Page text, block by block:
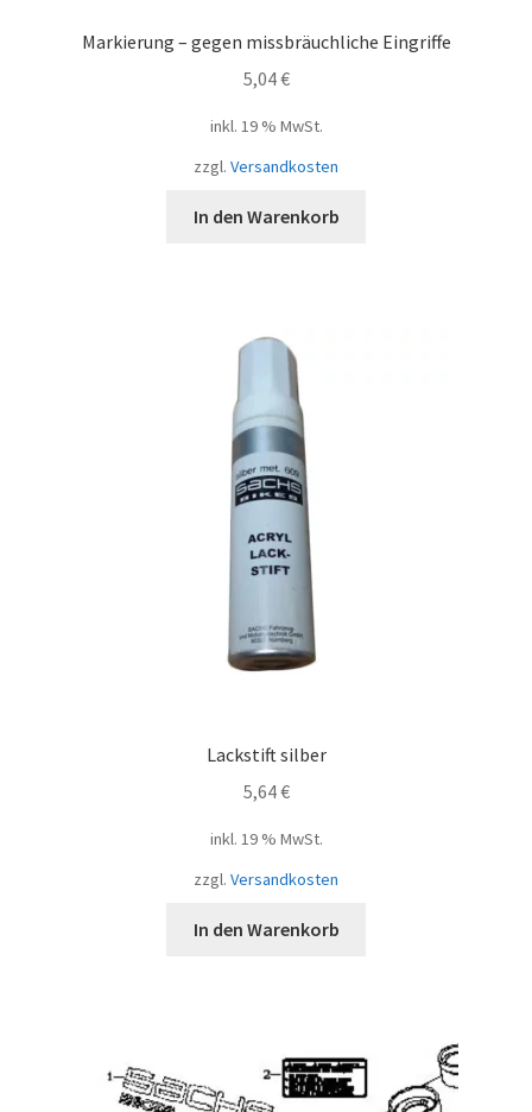
Markierung – gegen missbräuchliche Eingriffe
5,04€
inkl. 19 % MwSt.
zzgl. Versandkosten
In den Warenkorb
Lackstift silber
5,64€
inkl. 19 % MwSt.
zzgl. Versandkosten
In den Warenkorb